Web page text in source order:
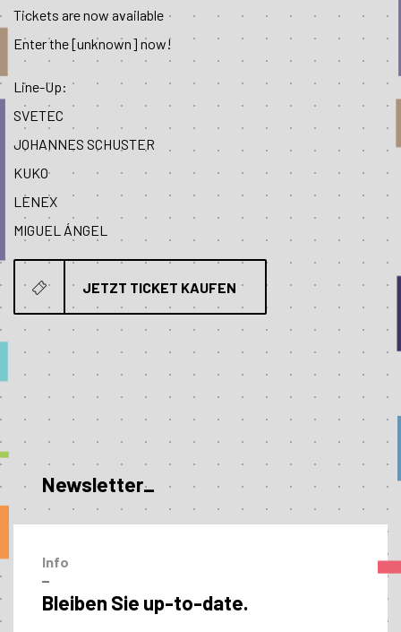
Tickets are now available
Enter the [unknown] now!
Line-Up:
SVETEC
JOHANNES SCHUSTER
KUKO
LENEX
MIGUEL ÁNGEL
JETZT TICKET KAUFEN
Newsletter_
Info
–
Bleiben Sie up-to-date.